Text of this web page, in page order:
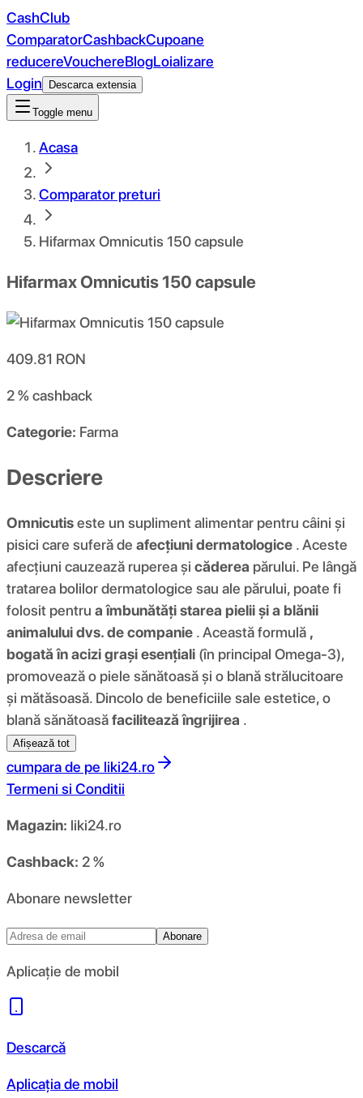
CashClub
ComparatorCashbackCupoane
reducereVouchereBlogLoializare
Login
Descarca extensia
Toggle menu
Acasa
Comparator preturi
Hifarmax Omnicutis 150 capsule
Hifarmax Omnicutis 150 capsule
409.81 RON
2 %cashback
Categorie: Farma
Descriere
Omnicutiseste un supliment alimentar pentru câini și
pisici care suferă de afecțiuni dermatologice . Aceste
afecțiuni cauzează ruperea și căderea părului. Pe lângă
tratarea bolilor dermatologice sau ale părului, poate fi
folosit pentru a îmbunătăți starea pielii și a blănii
animalului dvs. de companie . Această formulă ,
bogată în acizi grași esențiali (în principal Omega-3),
promovează o piele sănătoasă și o blană strălucitoare
și mătăsoasă. Dincolo de beneficiile sale estetice, o
blană sănătoasăfacilitează îngrijirea .
Afișează tot
cumpara de pe liki24.ro
Termeni si Conditii
Magazin: liki24.ro
Cashback: 2 %
Abonare newsletter
Abonare
Aplicație de mobil
Descarcă
Aplicația de mobil